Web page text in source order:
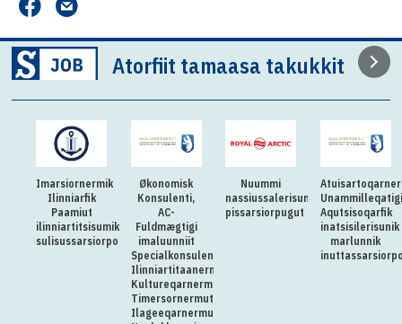
Atorfiit tamaasa takukkit
Imarsiornermik
Ilinniarfik
Paamiut
ilinniartitsisumik
sulisussarsiorpoq
Økonomisk
Konsulenti,
AC-
Fuldmægtigi
imaluunniit
Specialkonsulenti
Ilinniartitaanermut,
Kultureqarnermut,
Timersornermut
Ilageeqarnermullu
Nuummi
nassiussalerisumik
pissarsiorpugut
Aqutsisoqarfik
inatsisilerisunik
marlunnik